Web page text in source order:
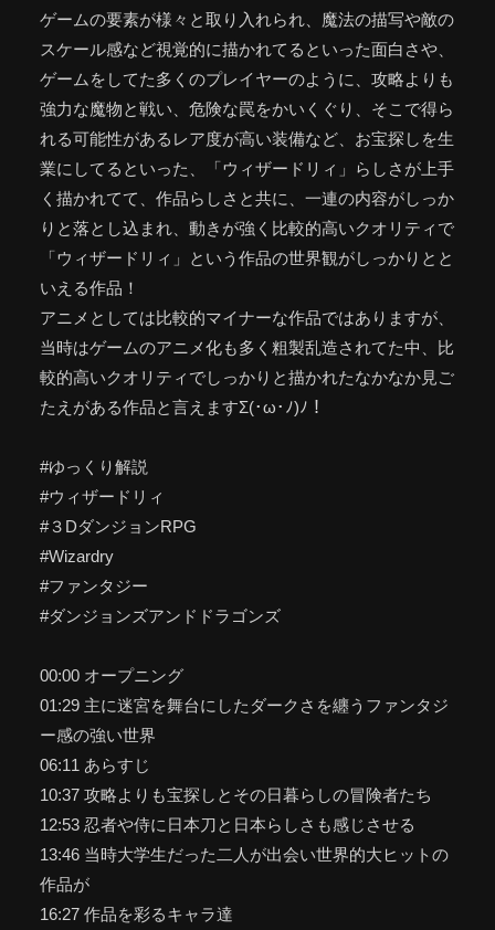
ゲームの要素が様々と取り入れられ、魔法の描写や敵の
スケール感など視覚的に描かれてるといった面白さや、
ゲームをしてた多くのプレイヤーのように、攻略よりも
強力な魔物と戦い、危険な罠をかいくぐり、そこで得ら
れる可能性があるレア度が高い装備など、お宝探しを生
業にしてるといった、「ウィザードリィ」らしさが上手
く描かれてて、作品らしさと共に、一連の内容がしっか
りと落とし込まれ、動きが強く比較的高いクオリティで
「ウィザードリィ」という作品の世界観がしっかりとと
いえる作品！
アニメとしては比較的マイナーな作品ではありますが、
当時はゲームのアニメ化も多く粗製乱造されてた中、比
較的高いクオリティでしっかりと描かれたなかなか見ご
たえがある作品と言えますΣ(･ω･ﾉ)ﾉ！
#ゆっくり解説
#ウィザードリィ
#３DダンジョンRPG
#Wizardry
#ファンタジー
#ダンジョンズアンドドラゴンズ
00:00 オープニング
01:29 主に迷宮を舞台にしたダークさを纏うファンタジ
ー感の強い世界
06:11 あらすじ
10:37 攻略よりも宝探しとその日暮らしの冒険者たち
12:53 忍者や侍に日本刀と日本らしさも感じさせる
13:46 当時大学生だった二人が出会い世界的大ヒットの
作品が
16:27 作品を彩るキャラ達